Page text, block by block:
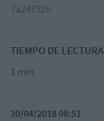
7a24732b
TIEMPO DE LECTURA
1 min
30/04/2018 08:51